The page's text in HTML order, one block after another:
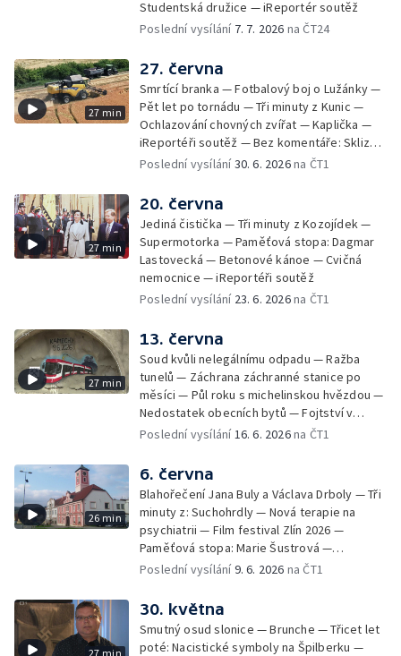
Studentská družice — iReportér soutěž
Poslední vysílání 7. 7. 2026 na ČT24
27 min
27. června
Smrtící branka — Fotbalový boj o Lužánky —
Pět let po tornádu — Tři minuty z Kunic —
Ochlazování chovných zvířat — Kaplička —
iReportéři soutěž — Bez komentáře: Sklizeň
obilí v Bulharech
Poslední vysílání30. 6. 2026na ČT1
27 min
20. června
Jediná čistička — Tři minuty z Kozojídek —
Supermotorka — Paměťová stopa: Dagmar
Lastovecká — Betonové kánoe — Cvičná
nemocnice — iReportéři soutěž
Poslední vysílání 23. 6. 2026na ČT1
27 min
13. června
Soud kvůli nelegálnímu odpadu — Ražba
tunelů — Záchrana záchranné stanice po
měsíci — Půl roku s michelinskou hvězdou —
Nedostatek obecních bytů — Fojtství v
Jasenné — iReportéři soutěž
Poslední vysílání 16. 6. 2026na ČT1
26 min
6. června
Blahořečení Jana Buly a Václava Drboly — Tři
minuty z: Suchohrdly — Nová terapie na
psychiatrii — Film festival Zlín 2026 —
Paměťová stopa: Marie Šustrová —
iReportéři soutěž — Bez komentáře:
Poslední vysílání9. 6. 2026 na ČT1
27 min
30. května
Smutný osud slonice — Brunche — Třicet let
poté: Nacistické symboly na Špilberku —